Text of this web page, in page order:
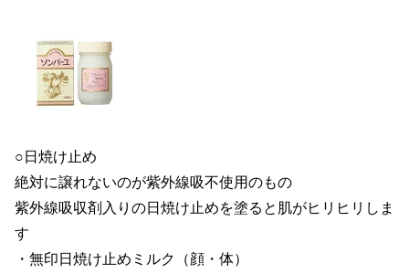
○日焼け止め
絶対に譲れないのが紫外線吸不使用のもの
紫外線吸収剤入りの日焼け止めを塗ると肌がヒリヒリしま
す
・無印日焼け止めミルク（顔・体）